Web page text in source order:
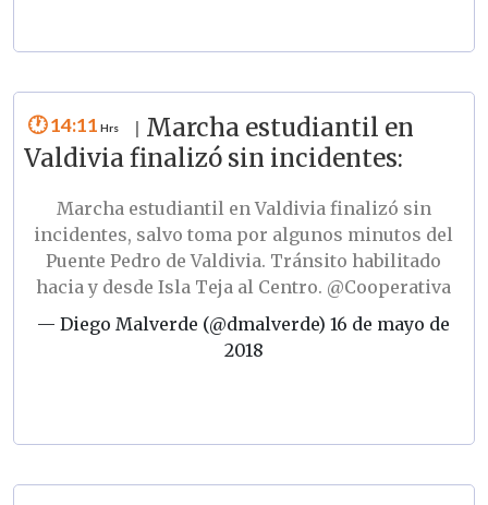
14:11
Marcha estudiantil en
Valdivia finalizó sin incidentes:
Marcha estudiantil en Valdivia finalizó sin
incidentes, salvo toma por algunos minutos del
Puente Pedro de Valdivia. Tránsito habilitado
hacia y desde Isla Teja al Centro. @Cooperativa
— Diego Malverde (@dmalverde)16 de mayo de
2018